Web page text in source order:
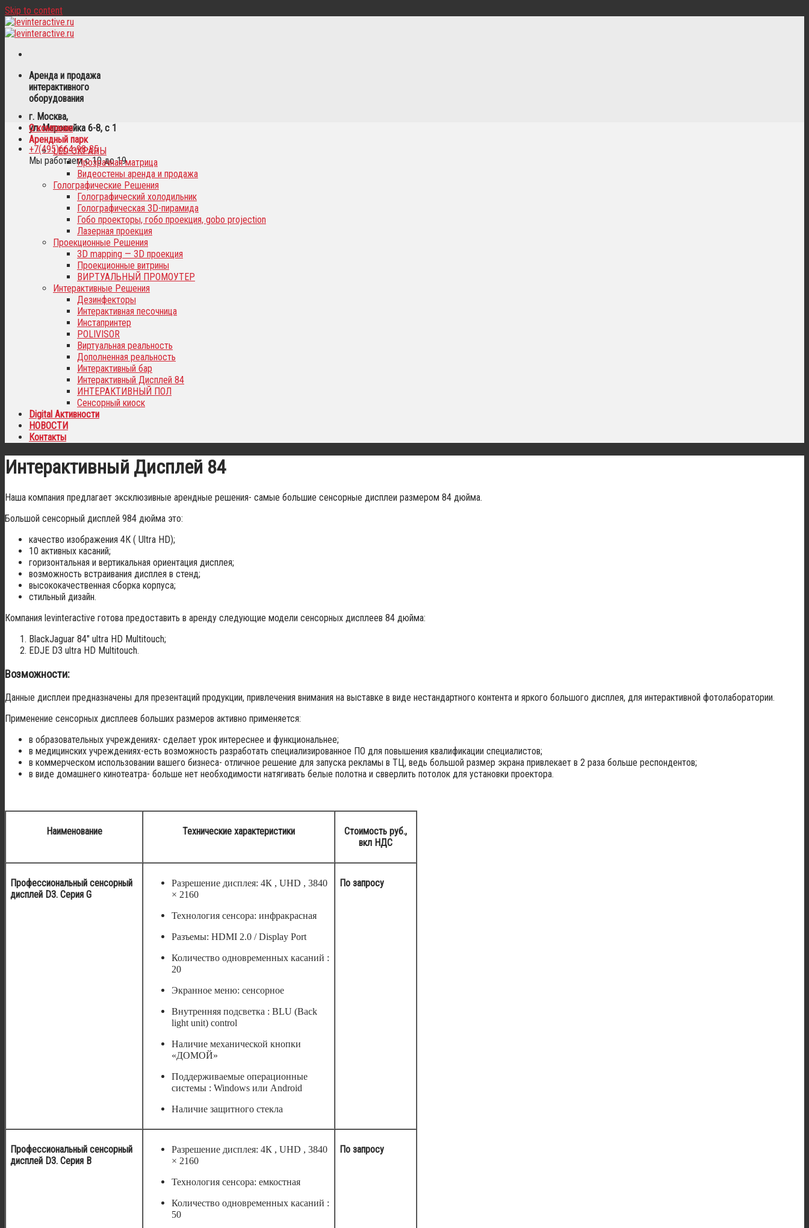
Skip to content
Аренда и продажа
интерактивного
оборудования
г. Москва,
ул. Маросейка 6-8, с 1
+7(495)664-98-35
Мы работаем с 10 до 19
О компании
Арендный парк
LED-ЭКРАНЫ
Прозрачная матрица
Видеостены аренда и продажа
Голографические Решения
Голографический холодильник
Голографическая 3D-пирамида
Гобо проекторы, гобо проекция, gobo projection
Лазерная проекция
Проекционные Решения
3D mapping — 3D проекция
Проекционные витрины
ВИРТУАЛЬНЫЙ ПРОМОУТЕР
Интерактивные Решения
Дезинфекторы
Интерактивная песочница
Инстапринтер
POLIVISOR
Виртуальная реальность
Дополненная реальность
Интерактивный бар
Интерактивный Дисплей 84
ИНТЕРАКТИВНЫЙ ПОЛ
Сенсорный киоск
Digital Активности
НОВОСТИ
Контакты
Интерактивный Дисплей 84
Наша компания предлагает эксклюзивные арендные решения- самые большие сенсорные дисплеи размером 84 дюйма.
Большой сенсорный дисплей 984 дюйма это:
качество изображения 4К ( Ultra HD);
10 активных касаний;
горизонтальная и вертикальная ориентация дисплея;
возможность встраивания дисплея в стенд;
высококачественная сборка корпуса;
стильный дизайн.
Компания levinteractive готова предоставить в аренду следующие модели сенсорных дисплеев 84 дюйма:
BlackJaguar 84″ ultra HD Multitouch;
EDJE D3 ultra HD Multitouch.
Возможности:
Данные дисплеи предназначены для презентаций продукции, привлечения внимания на выставке в виде нестандартного контента и яркого большого дисплея, для интерактивной фотолаборатории.
Применение сенсорных дисплеев больших размеров активно применяется:
в образовательных учреждениях- сделает урок интереснее и функциональнее;
в медицинских учреждениях-есть возможность разработать специализированное ПО для повышения квалификации специалистов;
в коммерческом использовании вашего бизнеса- отличное решение для запуска рекламы в ТЦ, ведь большой размер экрана привлекает в 2 раза больше респондентов;
в виде домашнего кинотеатра- больше нет необходимости натягивать белые полотна и свверлить потолок для установки проектора.
Наименование Технические характеристики
Стоимость руб.,
вкл НДС
Профессиональный сенсорный
дисплей D3. Серия G
Разрешение дисплея: 4К , UHD , 3840
× 2160
Технология сенсора: инфракрасная
Разъемы: HDMI 2.0 / Display Port
Количество одновременных касаний :
20
Экранное меню: сенсорное
Внутренняя подсветка : BLU (Back
light unit) control
Наличие механической кнопки
«ДОМОЙ»
Поддерживаемые операционные
системы : Windows или Android
Наличие защитного стекла
По запросу
Профессиональный сенсорный
дисплей D3. Серия B
Разрешение дисплея: 4К , UHD , 3840
× 2160
Технология сенсора: емкостная
Количество одновременных касаний :
50
По запросу